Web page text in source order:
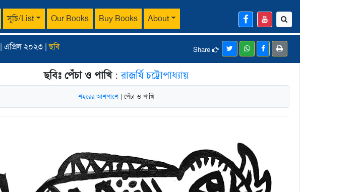
সূচি/List Our Books Buy Books About
| এপ্রিল ২০২৩ |ছবি Share
ছবিঃ পেঁচা ও পাখি:রাজর্ষি চট্টোপাধ্যায়
শহরের আশপাশে| পেঁচা ও পাখি